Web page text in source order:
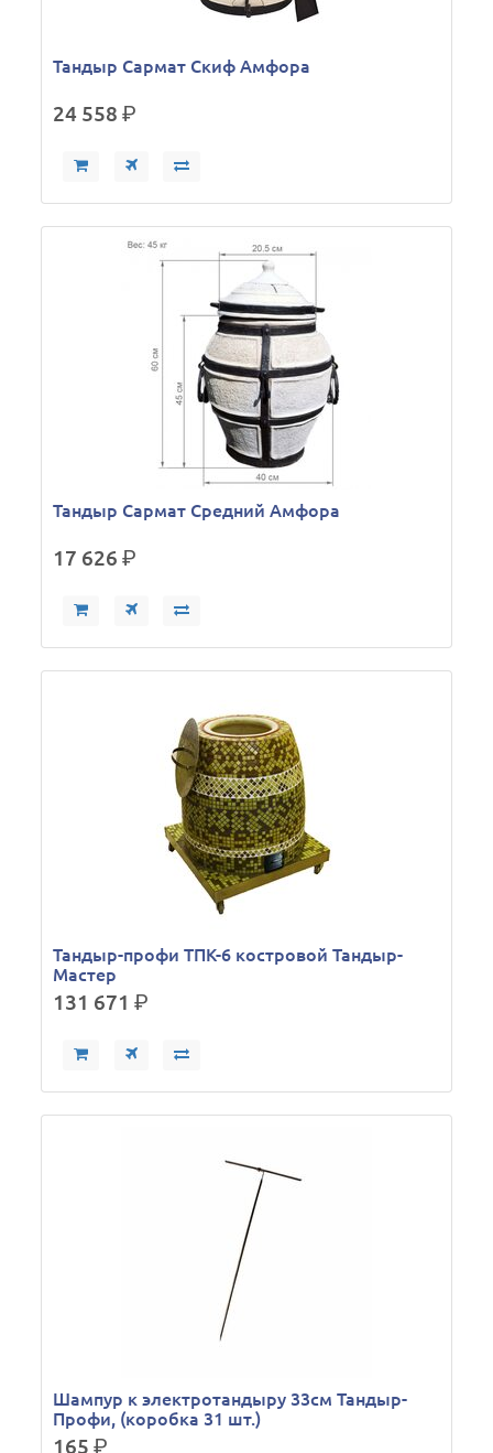
Тандыр Сармат Скиф Амфора
24 558р.
Тандыр Сармат Средний Амфора
17 626р.
Тандыр-профи ТПК-6 костровой Тандыр-
Мастер
131 671р.
Шампур к электротандыру 33см Тандыр-
Профи, (коробка 31 шт.)
165р.